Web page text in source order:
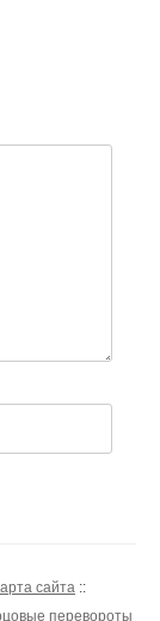
сайта ::
перевороты